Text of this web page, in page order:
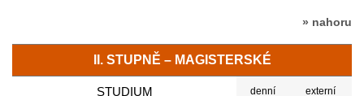
» nahoru
II. STUPNĚ – MAGISTERSKÉ
STUDIUM denní externí